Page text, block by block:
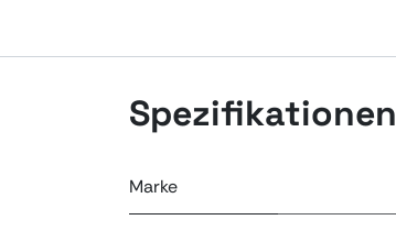
Spezifikationen
Marke